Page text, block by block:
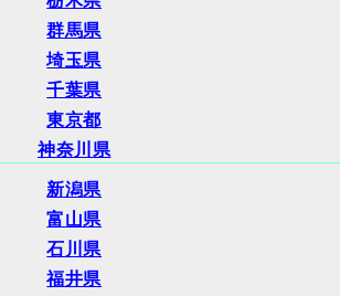
群馬県
埼玉県
千葉県
東京都
神奈川県
新潟県
富山県
石川県
福井県